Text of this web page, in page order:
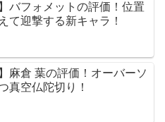
バフォメットの評価！位置
て迎撃する新キャラ！
麻倉 葉の評価！オーバーソ
真空仏陀切り！